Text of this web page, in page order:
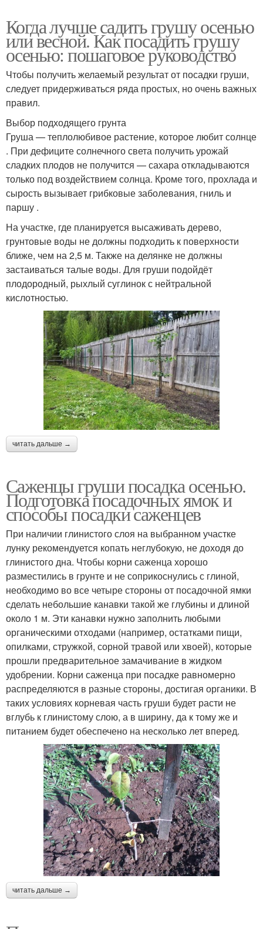
Когда лучше садить грушу осенью
или весной. Как посадить грушу
осенью: пошаговое руководство
Чтобы получить желаемый результат от посадки груши,
следует придерживаться ряда простых, но очень важных
правил.
Выбор подходящего грунта
Груша — теплолюбивое растение, которое любит солнце
. При дефиците солнечного света получить урожай
сладких плодов не получится — сахара откладываются
только под воздействием солнца. Кроме того, прохлада и
сырость вызывает грибковые заболевания, гниль и
паршу .
На участке, где планируется высаживать дерево,
грунтовые воды не должны подходить к поверхности
ближе, чем на 2,5 м. Также на делянке не должны
застаиваться талые воды. Для груши подойдёт
плодородный, рыхлый суглинок с нейтральной
кислотностью.
читать дальше →
Саженцы груши посадка осенью.
Подготовка посадочных ямок и
способы посадки саженцев
При наличии глинистого слоя на выбранном участке
лунку рекомендуется копать неглубокую, не доходя до
глинистого дна. Чтобы корни саженца хорошо
разместились в грунте и не соприкоснулись с глиной,
необходимо во все четыре стороны от посадочной ямки
сделать небольшие канавки такой же глубины и длиной
около 1 м. Эти канавки нужно заполнить любыми
органическими отходами (например, остатками пищи,
опилками, стружкой, сорной травой или хвоей), которые
прошли предварительное замачивание в жидком
удобрении. Корни саженца при посадке равномерно
распределяются в разные стороны, достигая органики. В
таких условиях корневая часть груши будет расти не
вглубь к глинистому слою, а в ширину, да к тому же и
питанием будет обеспечено на несколько лет вперед.
читать дальше →